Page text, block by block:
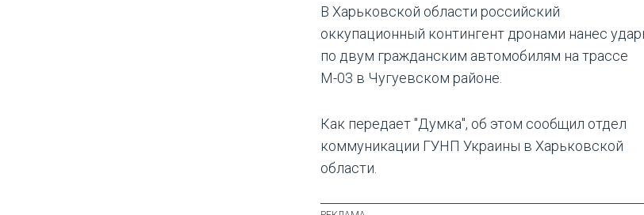
В Харьковской области российский
оккупационный контингент дронами нанес
по двум гражданским автомобилям на трассе
М-03 в Чугуевском районе.
Как передает "Думка", об этом сообщил отдел
коммуникации ГУНП Украины в Харьковской
области.